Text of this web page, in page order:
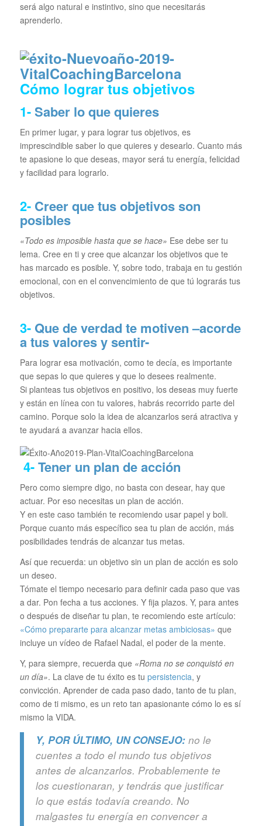
será algo natural e instintivo, sino que necesitarás
aprenderlo.
Cómo lograr tus objetivos
1-Saber lo que quieres
En primer lugar, y para lograr tus objetivos, es
imprescindible saber lo que quieres y desearlo. Cuanto más
te apasione lo que deseas, mayor será tu energía, felicidad
y facilidad para lograrlo.
2-Creer que tus objetivos son
posibles
«Todo es imposible hasta que se hace» Ese debe ser tu
lema. Cree en ti y cree que alcanzar los objetivos que te
has marcado es posible. Y, sobre todo, trabaja en tu gestión
emocional, con en el convencimiento de que tú lograrás tus
objetivos.
3-Que de verdad te motiven –acorde
a tus valores y sentir-
Para lograr esa motivación, como te decía, es importante
que sepas lo que quieres y que lo desees realmente.
Si planteas tus objetivos en positivo, los deseas muy fuerte
y están en línea con tu valores, habrás recorrido parte del
camino. Porque solo la idea de alcanzarlos será atractiva y
te ayudará a avanzar hacia ellos.
4-Tener un plan de acción
Pero como siempre digo, no basta con desear, hay que
actuar. Por eso necesitas un plan de acción.
Y en este caso también te recomiendo usar papel y boli.
Porque cuanto más específico sea tu plan de acción, más
posibilidades tendrás de alcanzar tus metas.
Así que recuerda: un objetivo sin un plan de acción es solo
un deseo.
Tómate el tiempo necesario para definir cada paso que vas
a dar. Pon fecha a tus acciones. Y fija plazos. Y, para antes
o después de diseñar tu plan, te recomiendo este artículo:
«Cómo prepararte para alcanzar metas ambiciosas» que
incluye un vídeo de Rafael Nadal, el poder de la mente.
Y, para siempre, recuerda que «Roma no se conquistó en
un día». La clave de tu éxito es tu persistencia, y
convicción. Aprender de cada paso dado, tanto de tu plan,
como de ti mismo, es un reto tan apasionante cómo lo es sí
mismo la VIDA.
Y, POR ÚLTIMO, UN CONSEJO:no le
cuentes a todo el mundo tus objetivos
antes de alcanzarlos. Probablemente te
los cuestionaran, y tendrás que justificar
lo que estás todavía creando. No
malgastes tu energía en convencer a